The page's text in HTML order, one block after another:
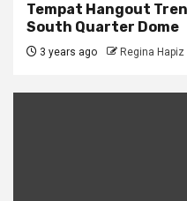
Tempat Hangout
South Quarter Dome
3 years ago Regina Hapiz